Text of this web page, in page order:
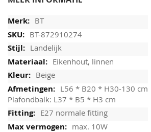
BT
BT-872910274
Landelijk
Eikenhout, linnen
Beige
L56 * B20 * H30-130 cm
Plafondbalk: L37 * B5 * H3 cm
E27 normale fitting
max. 10W